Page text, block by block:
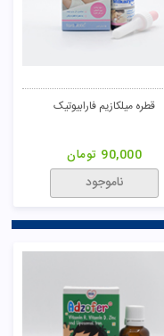
قطره میلکازیم فارابیوتیک
90,000 تومان
ناموجود